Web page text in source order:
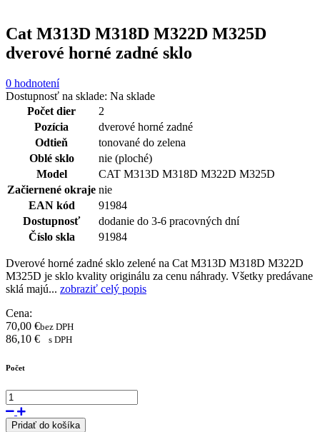
Cat M313D M318D M322D M325D
dverové horné zadné sklo
0 hodnotení
Dostupnosť na sklade: Na sklade
Počet dier
2
Pozícia
dverové horné zadné
Odtieň
tonované do zelena
Oblé sklo
nie (ploché)
Model
CAT M313D M318D M322D M325D
Začiernené okraje nie
EAN kód
91984
Dostupnosť
dodanie do 3-6 pracovných dní
Číslo skla
91984
Dverové horné zadné sklo zelené na Cat M313D M318D M322D
M325D je sklo kvality originálu za cenu náhrady. Všetky predávane
sklá majú... zobraziť celý popis
Cena:
70,00 €bez DPH
86,10 € s DPH
Počet
Pridať do košíka